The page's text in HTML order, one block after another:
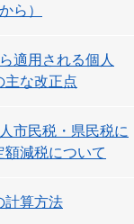
ら）
適用される個人
主な改正点
市民税・県民税に
額減税について
計算方法